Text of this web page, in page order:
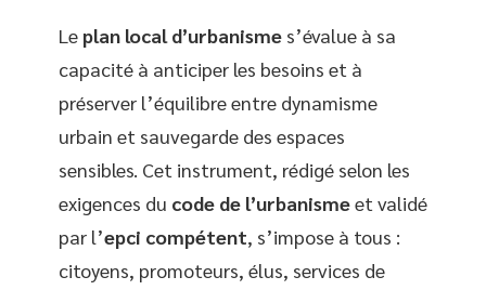
Le plan local d’urbanisme s’évalue à sa
capacité à anticiper les besoins et à
préserver l’équilibre entre dynamisme
urbain et sauvegarde des espaces
sensibles. Cet instrument, rédigé selon les
exigences du code de l’urbanismeet validé
par l’epci compétent, s’impose à tous :
citoyens, promoteurs, élus, services de